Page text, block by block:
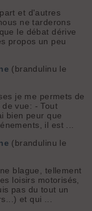
et d'autres
ne tarderons
le débat dérive
propos un peu
(brandulinu le
je me permets de
vue: - Tout
bien peur que
il est ...
(brandulinu le
blague, tellement
loisirs motorisés,
pas du tout un
et qui ...